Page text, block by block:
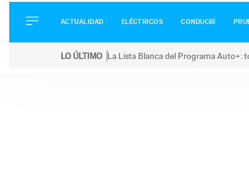
ELÉCTRICOS
CONDUCIR
ACTUALIDAD ELÉCTRICOS CONDUCIR
LO ÚLTIMO La Lista Blanca del Programa Auto+: